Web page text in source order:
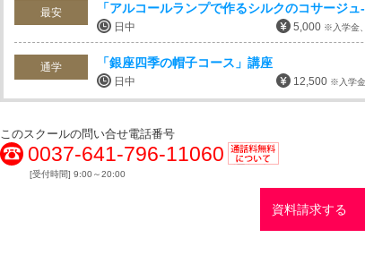
最安 「アルコールランプで作るシルクのコサージ
日中 5,000 ※入学金
通学 「銀座四季の帽子コース」講座
日中 12,500 ※入学
このスクールの問い合せ電話番号
0037-641-796-11060
無料
[受付時間] 9:00～20:00
資料請求する